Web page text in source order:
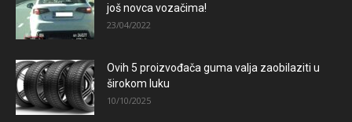
još novca vozačima!
23/04/2022
Ovih 5 proizvođača guma valja zaobilaziti u
širokom luku
10/10/2025